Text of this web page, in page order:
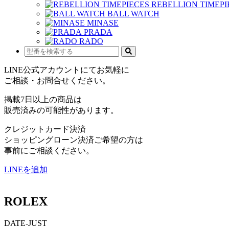
REBELLION
BALL WATCH
MINASE
PRADA
RADO
LINE公式アカウントにてお気軽に
ご相談・お問合せください。
掲載7日以上の商品は
販売済みの可能性があります。
クレジットカード決済
ショッピングローン決済ご希望の方は
事前にご相談ください。
LINEを追加
ROLEX
DATE-JUST